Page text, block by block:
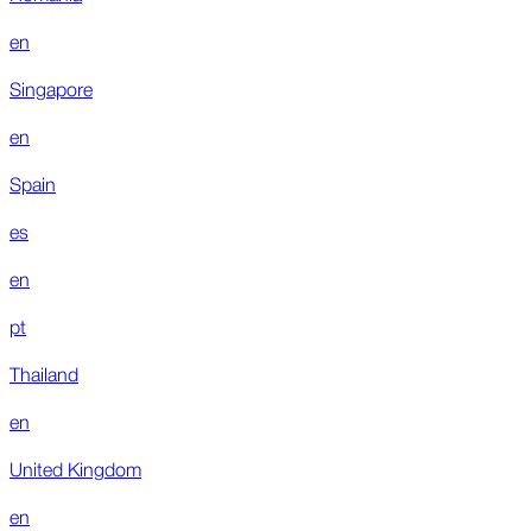
en
Singapore
en
Spain
es
en
pt
Thailand
en
United Kingdom
en